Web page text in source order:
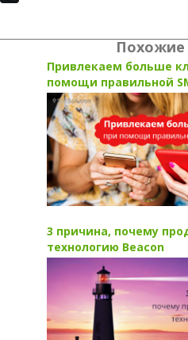
Похожие
Привлекаем больше
помощи правильной
3 причина, почему
технологию Beacon